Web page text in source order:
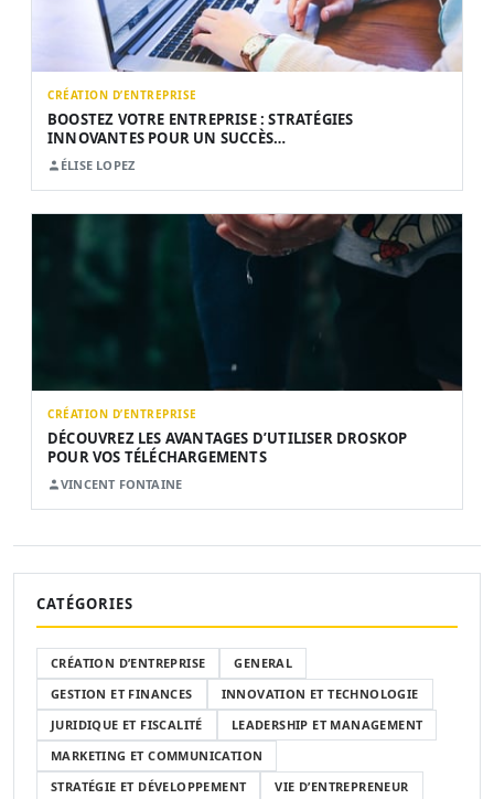
CRÉATION D’ENTREPRISE
BOOSTEZ VOTRE ENTREPRISE : STRATÉGIES
INNOVANTES POUR UN SUCCÈS…
ÉLISE LOPEZ
CRÉATION D’ENTREPRISE
DÉCOUVREZ LES AVANTAGES D’UTILISER DROSKOP
POUR VOS TÉLÉCHARGEMENTS
VINCENT FONTAINE
CATÉGORIES
CRÉATION D’ENTREPRISE
GENERAL
GESTION ET FINANCES
INNOVATION ET TECHNOLOGIE
JURIDIQUE ET FISCALITÉ
LEADERSHIP ET MANAGEMENT
MARKETING ET COMMUNICATION
STRATÉGIE ET DÉVELOPPEMENT
VIE D’ENTREPRENEUR